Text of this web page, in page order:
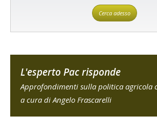
Cerca adesso
L'esperto Pac risponde
Approfondimenti sulla politica agricola
a cura di Angelo Frascarelli